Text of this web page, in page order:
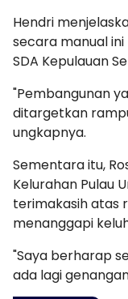
Hendri
secara manual
SDA Kepulauan
"Pembangunan
ditargetkan
ungkapnya.
Sementara itu,
Kelurahan Pulau
terimakasih atas
menanggapi
"Saya berharap
ada lagi